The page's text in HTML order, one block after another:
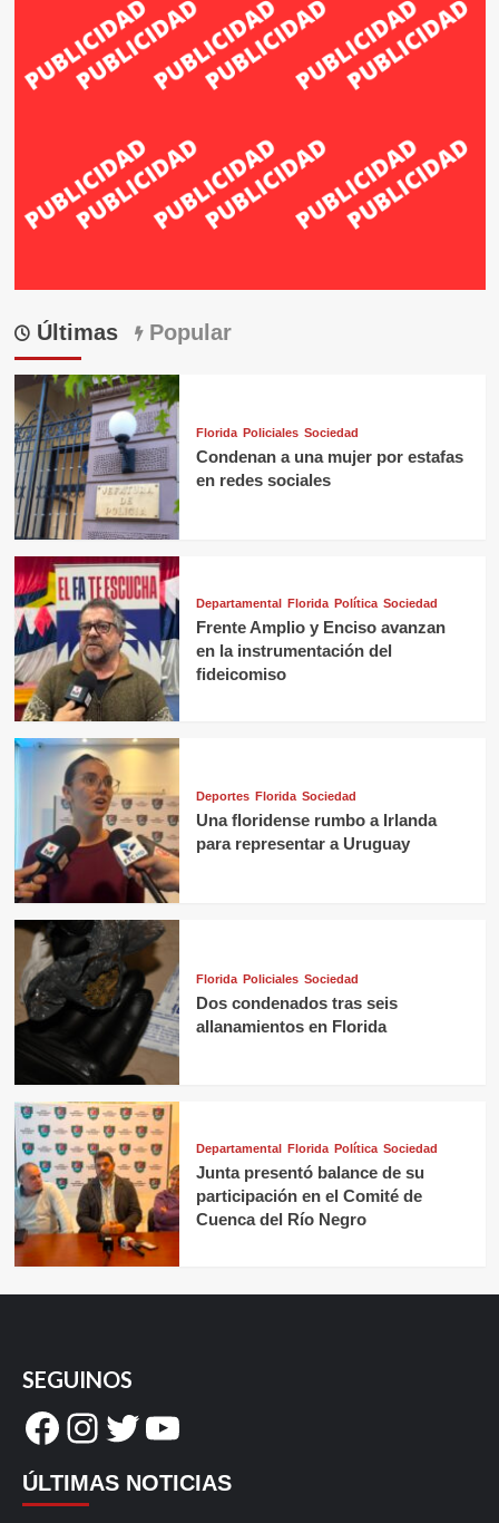
Últimas Popular
Florida Policiales Sociedad
Condenan a una mujer por estafas
en redes sociales
Departamental Florida Política Sociedad
Frente Amplio y Enciso avanzan
en la instrumentación del
fideicomiso
Deportes Florida Sociedad
Una floridense rumbo a Irlanda
para representar a Uruguay
Florida Policiales Sociedad
Dos condenados tras seis
allanamientos en Florida
Departamental Florida Política Sociedad
Junta presentó balance de su
participación en el Comité de
Cuenca del Río Negro
SEGUINOS
Facebook
Instagram
Twitter
YouTube
ÚLTIMAS NOTICIAS